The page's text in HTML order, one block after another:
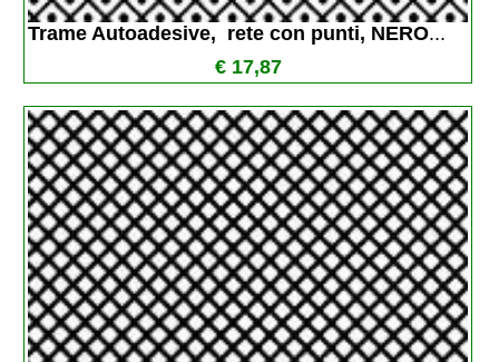
Trame Autoadesive,  rete con punti, NERO...
€ 17,87